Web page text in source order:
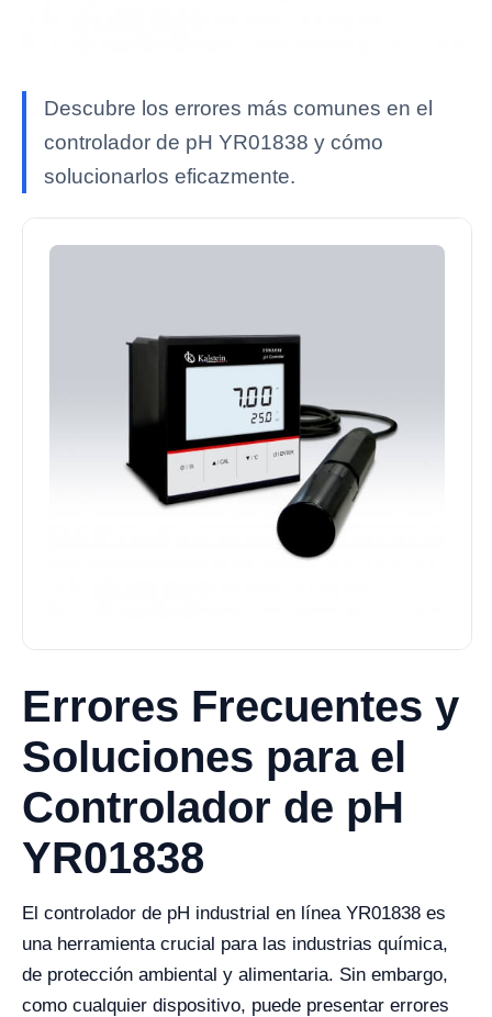
Descubre los errores más comunes en el
controlador de pH YR01838 y cómo
solucionarlos eficazmente.
Errores Frecuentes y
Soluciones para el
Controlador de pH
YR01838
El controlador de pH industrial en línea YR01838 es
una herramienta crucial para las industrias química,
de protección ambiental y alimentaria. Sin embargo,
como cualquier dispositivo, puede presentar errores